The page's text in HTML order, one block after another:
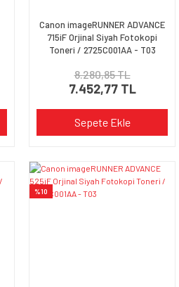
Canon imageRUNNER ADVANCE
715iF Orjinal Siyah Fotokopi
Toneri / 2725C001AA - T03
8.280,85 TL
7.452,77 TL
Sepete Ekle
%10